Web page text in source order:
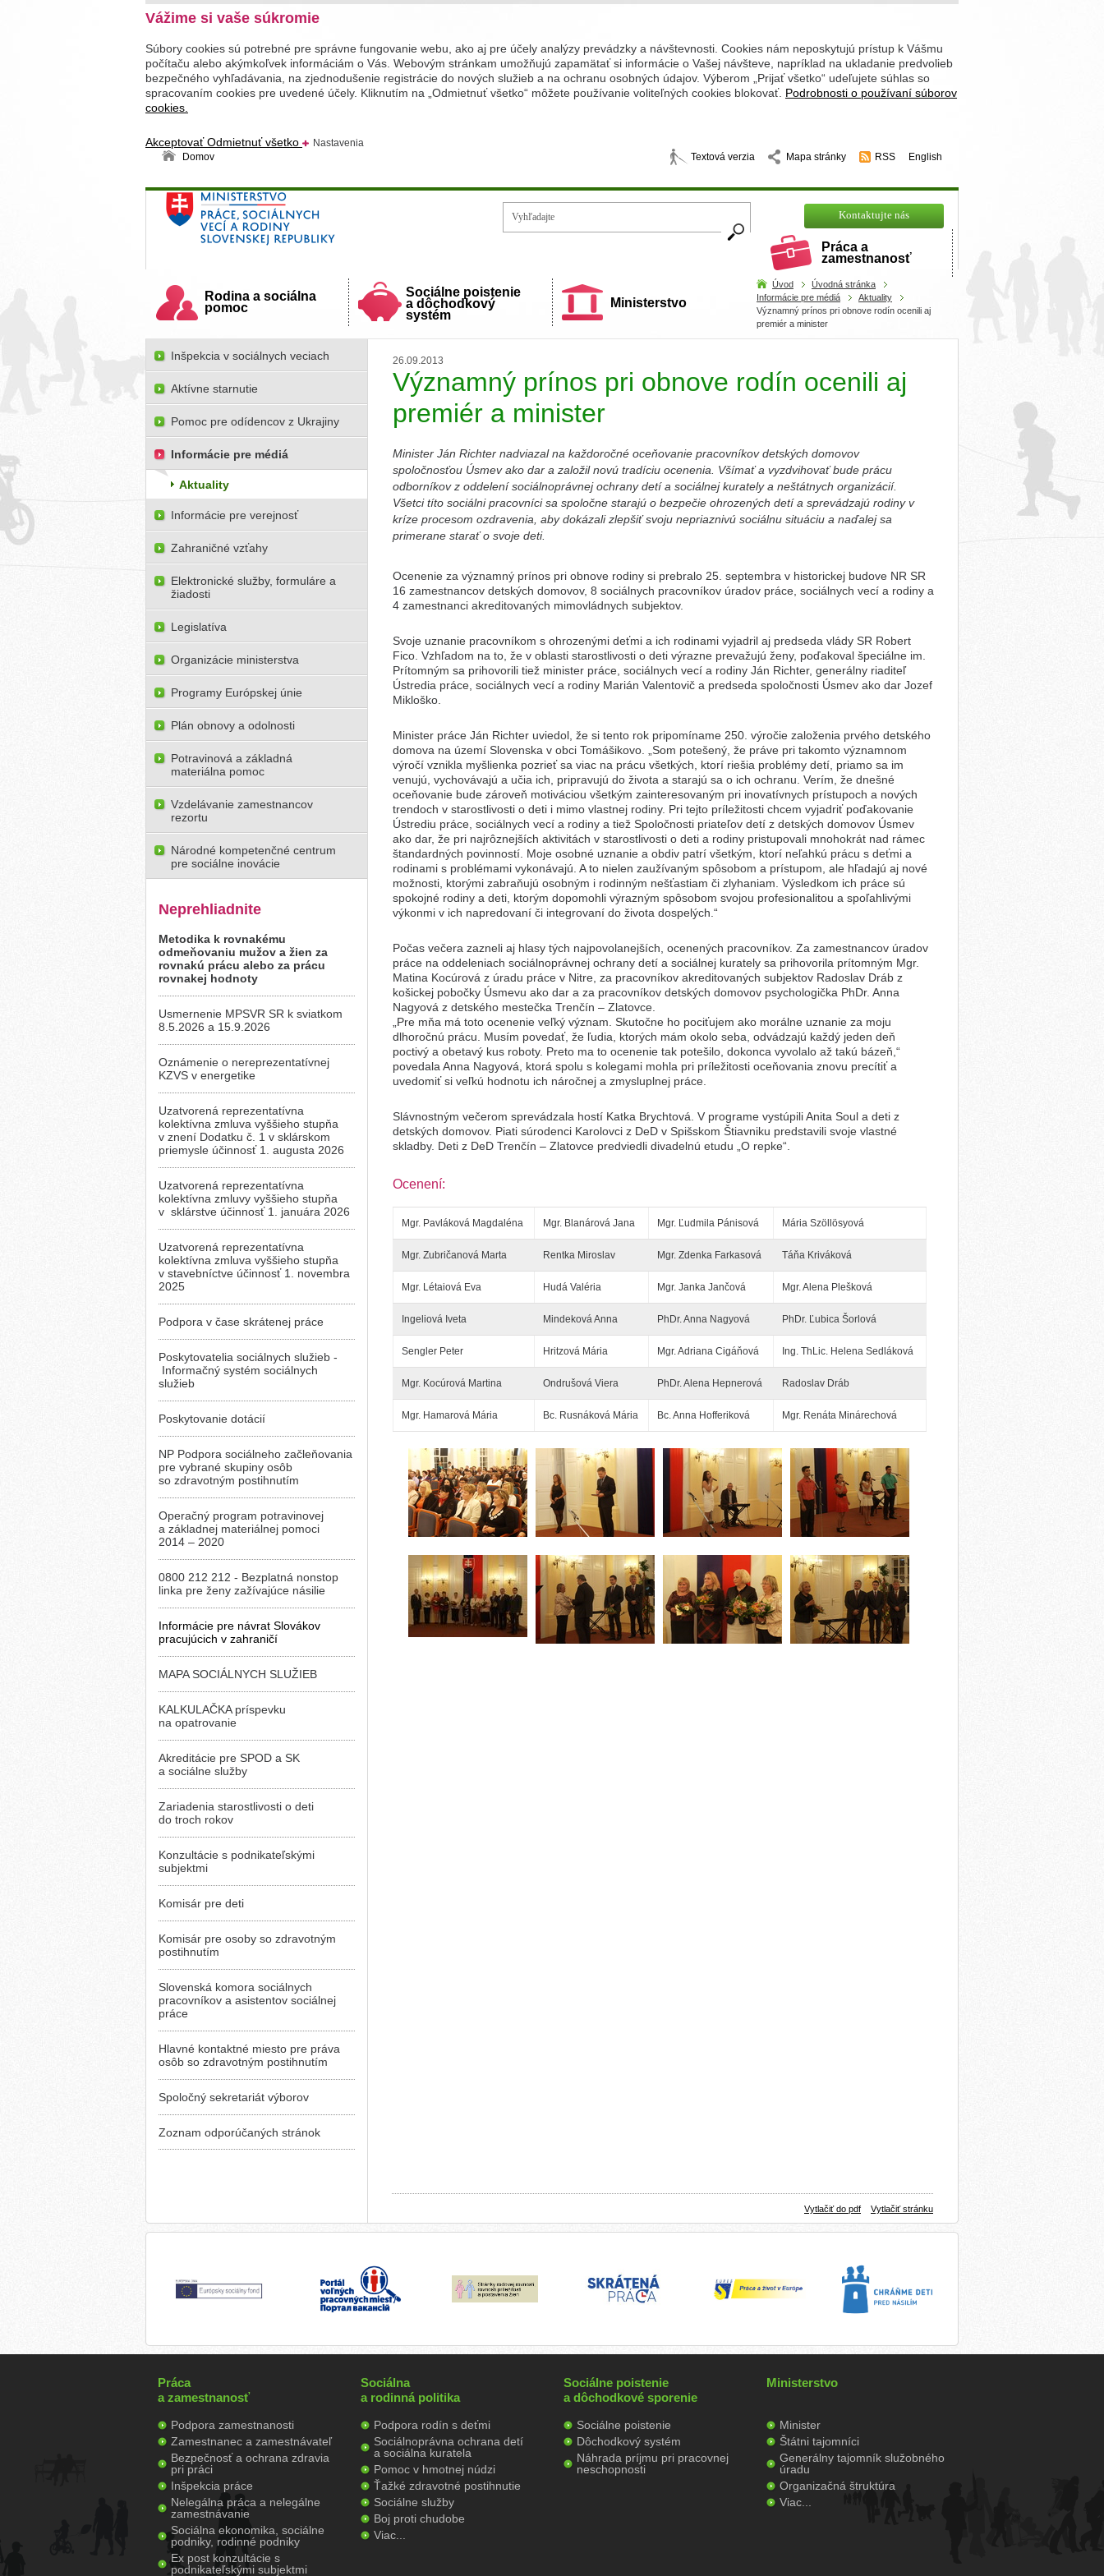
Vážime si vaše súkromie
Súbory cookies sú potrebné pre správne fungovanie webu, ako aj pre účely analýzy prevádzky a návštevnosti. Cookies nám neposkytujú prístup k Vášmu
počítaču alebo akýmkoľvek informáciám o Vás. Webovým stránkam umožňujú zapamätať si informácie o Vašej návšteve, napríklad na ukladanie predvolieb
bezpečného vyhľadávania, na zjednodušenie registrácie do nových služieb a na ochranu osobných údajov. Výberom „Prijať všetko“ udeľujete súhlas so
spracovaním cookies pre uvedené účely. Kliknutím na „Odmietnuť všetko“ môžete používanie voliteľných cookies blokovať. Podrobnosti o používaní súborov
cookies.
AkceptovaťOdmietnuť všetko
Nastavenia
Domov
Textová verzia Mapa stránky RSS English
Ministerstvo práce, sociálnych vecí a rodiny
Slovenskej republiky
Kontaktujte nás
Práca a
zamestnanosť
Rodina a sociálna
pomoc
Sociálne poistenie
a dôchodkový
systém
Ministerstvo
Úvod
Úvodná stránka
Informácie pre médiá
Aktuality
Významný prínos pri obnove rodín ocenili aj
premiér a minister
26.09.2013
Významný prínos pri obnove rodín ocenili aj
premiér a minister
Minister Ján Richter nadviazal na každoročné oceňovanie pracovníkov detských domovov
spoločnosťou Úsmev ako dar a založil novú tradíciu ocenenia. Všímať a vyzdvihovať bude prácu
odborníkov z oddelení sociálnoprávnej ochrany detí a sociálnej kurately a neštátnych organizácií.
Všetci títo sociálni pracovníci sa spoločne starajú o bezpečie ohrozených detí a sprevádzajú rodiny v
kríze procesom ozdravenia, aby dokázali zlepšiť svoju nepriaznivú sociálnu situáciu a naďalej sa
primerane starať o svoje deti.
Ocenenie za významný prínos pri obnove rodiny si prebralo 25. septembra v historickej budove NR SR
16 zamestnancov detských domovov, 8 sociálnych pracovníkov úradov práce, sociálnych vecí a rodiny a
4 zamestnanci akreditovaných mimovládnych subjektov.
Svoje uznanie pracovníkom s ohrozenými deťmi a ich rodinami vyjadril aj predseda vlády SR Robert
Fico. Vzhľadom na to, že v oblasti starostlivosti o deti výrazne prevažujú ženy, poďakoval špeciálne im.
Prítomným sa prihovorili tiež minister práce, sociálnych vecí a rodiny Ján Richter, generálny riaditeľ
Ústredia práce, sociálnych vecí a rodiny Marián Valentovič a predseda spoločnosti Úsmev ako dar Jozef
Mikloško.
Minister práce Ján Richter uviedol, že si tento rok pripomíname 250. výročie založenia prvého detského
domova na území Slovenska v obci Tomášikovo. „Som potešený, že práve pri takomto významnom
výročí vznikla myšlienka pozrieť sa viac na prácu všetkých, ktorí riešia problémy detí, priamo sa im
venujú, vychovávajú a učia ich, pripravujú do života a starajú sa o ich ochranu. Verím, že dnešné
oceňovanie bude zároveň motiváciou všetkým zainteresovaným pri inovatívnych prístupoch a nových
trendoch v starostlivosti o deti i mimo vlastnej rodiny. Pri tejto príležitosti chcem vyjadriť poďakovanie
Ústrediu práce, sociálnych vecí a rodiny a tiež Spoločnosti priateľov detí z detských domovov Úsmev
ako dar, že pri najrôznejších aktivitách v starostlivosti o deti a rodiny pristupovali mnohokrát nad rámec
štandardných povinností. Moje osobné uznanie a obdiv patrí všetkým, ktorí neľahkú prácu s deťmi a
rodinami s problémami vykonávajú. A to nielen zaužívaným spôsobom a prístupom, ale hľadajú aj nové
možnosti, ktorými zabraňujú osobným i rodinným nešťastiam či zlyhaniam. Výsledkom ich práce sú
spokojné rodiny a deti, ktorým dopomohli výrazným spôsobom svojou profesionalitou a spoľahlivými
výkonmi v ich napredovaní či integrovaní do života dospelých.“
Počas večera zazneli aj hlasy tých najpovolanejších, ocenených pracovníkov. Za zamestnancov úradov
práce na oddeleniach sociálnoprávnej ochrany detí a sociálnej kurately sa prihovorila prítomným Mgr.
Matina Kocúrová z úradu práce v Nitre, za pracovníkov akreditovaných subjektov Radoslav Dráb z
košickej pobočky Úsmevu ako dar a za pracovníkov detských domovov psychologička PhDr. Anna
Nagyová z detského mestečka Trenčín – Zlatovce.
„Pre mňa má toto ocenenie veľký význam. Skutočne ho pociťujem ako morálne uznanie za moju
dlhoročnú prácu. Musím povedať, že ľudia, ktorých mám okolo seba, odvádzajú každý jeden deň
poctivý a obetavý kus roboty. Preto ma to ocenenie tak potešilo, dokonca vyvolalo až takú bázeň,“
povedala Anna Nagyová, ktorá spolu s kolegami mohla pri príležitosti oceňovania znovu precítiť a
uvedomiť si veľkú hodnotu ich náročnej a zmysluplnej práce.
Slávnostným večerom sprevádzala hostí Katka Brychtová. V programe vystúpili Anita Soul a deti z
detských domovov. Piati súrodenci Karolovci z DeD v Spišskom Štiavniku predstavili svoje vlastné
skladby. Deti z DeD Trenčín – Zlatovce predviedli divadelnú etudu „O repke“.
Ocenení:
Mgr. Pavláková Magdaléna Mgr. Blanárová Jana Mgr. Ľudmila Pánisová Mária Szöllösyová
Mgr. Zubričanová Marta Rentka Miroslav Mgr. Zdenka Farkasová Táňa Kriváková
Mgr. Létaiová Eva Hudá Valéria Mgr. Janka Jančová Mgr. Alena Plešková
Ingeliová Iveta Mindeková Anna PhDr. Anna Nagyová PhDr. Ľubica Šorlová
Sengler Peter Hritzová Mária Mgr. Adriana Cigáňová Ing. ThLic. Helena Sedláková
Mgr. Kocúrová Martina Ondrušová Viera PhDr. Alena Hepnerová Radoslav Dráb
Mgr. Hamarová Mária Bc. Rusnáková Mária Bc. Anna Hofferiková Mgr. Renáta Minárechová
Inšpekcia v sociálnych veciach
Aktívne starnutie
Pomoc pre odídencov z Ukrajiny
Informácie pre médiá
Aktuality
Informácie pre verejnosť
Zahraničné vzťahy
Elektronické služby, formuláre a
žiadosti
Legislatíva
Organizácie ministerstva
Programy Európskej únie
Plán obnovy a odolnosti
Potravinová a základná
materiálna pomoc
Vzdelávanie zamestnancov
rezortu
Národné kompetenčné centrum
pre sociálne inovácie
Neprehliadnite
Metodika k rovnakému
odmeňovaniu mužov a žien za
rovnakú prácu alebo za prácu
rovnakej hodnoty
Usmernenie MPSVR SR k sviatkom
8.5.2026 a 15.9.2026
Oznámenie o nereprezentatívnej
KZVS v energetike
Uzatvorená reprezentatívna
kolektívna zmluva vyššieho stupňa
v znení Dodatku č. 1 v sklárskom
priemysle účinnosť 1. augusta 2026
Uzatvorená reprezentatívna
kolektívna zmluvy vyššieho stupňa
v sklárstve účinnosť 1. januára 2026
Uzatvorená reprezentatívna
kolektívna zmluva vyššieho stupňa
v stavebníctve účinnosť 1. novembra
2025
Podpora v čase skrátenej práce
Poskytovatelia sociálnych služieb -
Informačný systém sociálnych
služieb
Poskytovanie dotácií
NP Podpora sociálneho začleňovania
pre vybrané skupiny osôb
so zdravotným postihnutím
Operačný program potravinovej
a základnej materiálnej pomoci
2014 – 2020
0800 212 212 - Bezplatná nonstop
linka pre ženy zažívajúce násilie
Informácie pre návrat Slovákov
pracujúcich v zahraničí
MAPA SOCIÁLNYCH SLUŽIEB
KALKULAČKA príspevku
na opatrovanie
Akreditácie pre SPOD a SK
a sociálne služby
Zariadenia starostlivosti o deti
do troch rokov
Konzultácie s podnikateľskými
subjektmi
Komisár pre deti
Komisár pre osoby so zdravotným
postihnutím
Slovenská komora sociálnych
pracovníkov a asistentov sociálnej
práce
Hlavné kontaktné miesto pre práva
osôb so zdravotným postihnutím
Spoločný sekretariát výborov
Zoznam odporúčaných stránok
Vytlačiť do pdf Vytlačiť stránku
Práca
a zamestnanosť
Podpora zamestnanosti
Zamestnanec a zamestnávateľ
Bezpečnosť a ochrana zdravia
pri práci
Inšpekcia práce
Nelegálna práca a nelegálne
zamestnávanie
Sociálna ekonomika, sociálne
podniky, rodinné podniky
Ex post konzultácie s
podnikateľskými subjektmi
Sociálna
a rodinná politika
Podpora rodín s deťmi
Sociálnoprávna ochrana detí
a sociálna kuratela
Pomoc v hmotnej núdzi
Ťažké zdravotné postihnutie
Sociálne služby
Boj proti chudobe
Viac...
Sociálne poistenie
a dôchodkové sporenie
Sociálne poistenie
Dôchodkový systém
Náhrada príjmu pri pracovnej
neschopnosti
Ministerstvo
Minister
Štátni tajomníci
Generálny tajomník služobného
úradu
Organizačná štruktúra
Viac...